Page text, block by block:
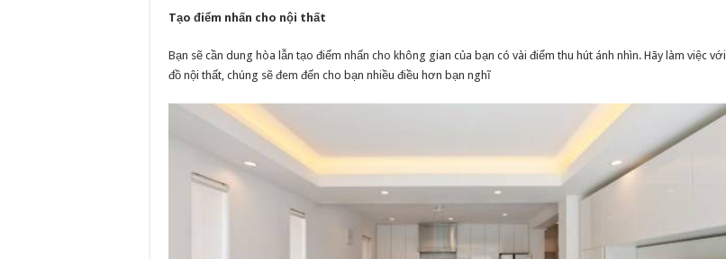
Tạo điểm nhấn cho nội thất
Bạn sẽ cần dung hòa lẫn tạo điểm nhấn cho không gian của bạn có vài điểm thu hút ánh nhìn. Hãy làm việc với
đồ nội thất, chúng sẽ đem đến cho bạn nhiều điều hơn bạn nghĩ